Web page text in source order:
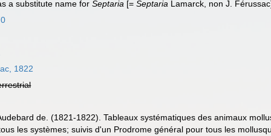
a substitute name forSeptaria [=Septaria Lamarck, non J.
1822
de. (1821-1822). Tableaux systématiques des animaux
les systèmes; suivis d'un Prodrome général pour tous les